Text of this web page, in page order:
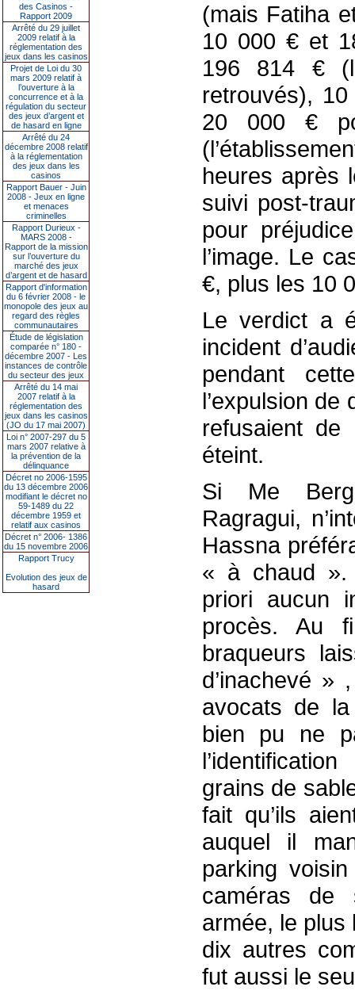
des Casinos -
Rapport 2009
Arrêté du 29 juillet
2009 relatif à la
réglementation des
jeux dans les casinos
Projet de Loi du 30
mars 2009 relatif à
l’ouverture à la
concurrence et à la
régulation du secteur
des jeux d’argent et
de hasard en ligne
Arrêté du 24
décembre 2008 relatif
à la réglementation
des jeux dans les
casinos
Rapport Bauer - Juin
2008 - Jeux en ligne
et menaces
criminelles
Rapport Durieux -
MARS 2008 -
Rapport de la mission
sur l’ouverture du
marché des jeux
d’argent et de hasard
Rapport d'information
du 6 février 2008 - le
monopole des jeux au
regard des règles
communautaires
Étude de législation
comparée n° 180 -
décembre 2007 - Les
instances de contrôle
du secteur des jeux
Arrêté du 14 mai
2007 relatif à la
réglementation des
jeux dans les casinos
(JO du 17 mai 2007)
Loi n° 2007-297 du 5
mars 2007 relative à
la prévention de la
délinquance
Décret no 2006-1595
du 13 décembre 2006
modifiant le décret no
59-1489 du 22
décembre 1959 et
relatif aux casinos
Décret n° 2006- 1386
du 15 novembre 2006
Rapport Trucy
Evolution des jeux de
hasard
(mais Fatiha
10 000 € et
196 814 €
retrouvés),
20 000 €
heures après
suivi post-
pour
l’image. Le
€, plus les 10
Le verdict a
incident
pendant
l’expulsion de
refusaient de
éteint.
Si Me
Ragragui,
Hassna
« à chaud ».
priori aucun
procès. Au
braqueurs
d’inachevé »
avocats de
bien pu ne
grains de
fait qu’ils
auquel il
parking
caméras
armée, le plus
dix autres
fut aussi le